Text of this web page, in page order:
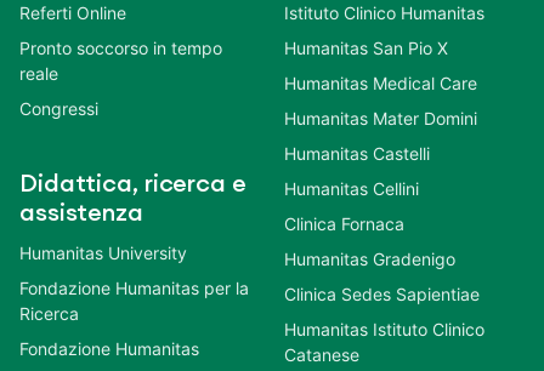
Referti Online
Pronto soccorso in tempo
reale
Congressi
Didattica, ricerca e
assistenza
Humanitas University
Fondazione Humanitas per la
Ricerca
Fondazione Humanitas
Istituto Clinico Humanitas
Humanitas San Pio X
Humanitas Medical Care
Humanitas Mater Domini
Humanitas Castelli
Humanitas Cellini
Clinica Fornaca
Humanitas Gradenigo
Clinica Sedes Sapientiae
Humanitas Istituto Clinico
Catanese